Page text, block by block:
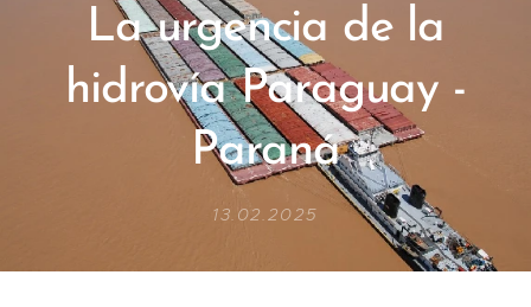
La urgencia de la
hidrovía Paraguay -
Paraná
13.02.2025